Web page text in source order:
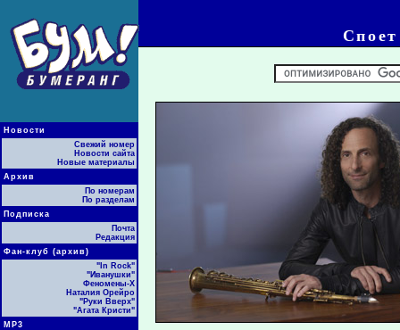
Новости
Свежий номер
Новости сайта
Новые материалы
Архив
По номерам
По разделам
Подписка
Почта
Редакция
Фан-клуб (архив)
"In Rock"
"Иванушки"
Феномены-Х
Наталия Орейро
"Руки Вверх"
"Агата Кристи"
МР3